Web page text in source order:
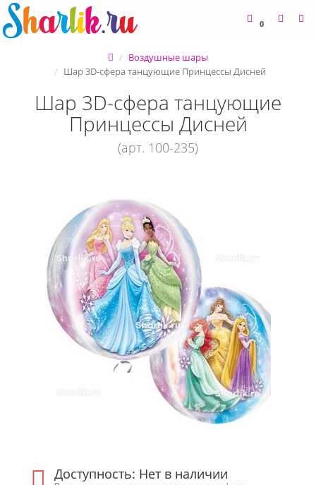
0
Воздушные шары
Шар 3D-сфера танцующие Принцессы Дисней
Шар 3D-сфера танцующие
Принцессы Дисней
(арт. 100-235)
Доступность: Нет в наличии